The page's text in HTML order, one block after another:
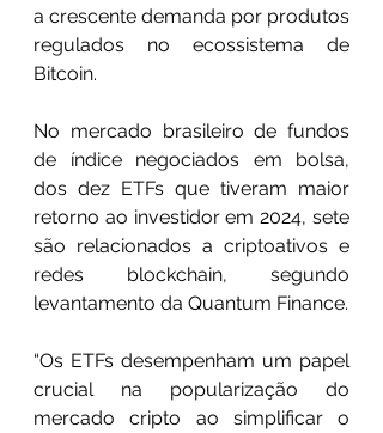
a crescente demanda por produtos
regulados no ecossistema de
Bitcoin.
No mercado brasileiro de fundos
de índice negociados em bolsa,
dos dez ETFs que tiveram maior
retorno ao investidor em 2024, sete
são relacionados a criptoativos e
levantamento da Quantum Finance.
“Os ETFs desempenham um papel
crucial na popularização do
mercado cripto ao simplificar o